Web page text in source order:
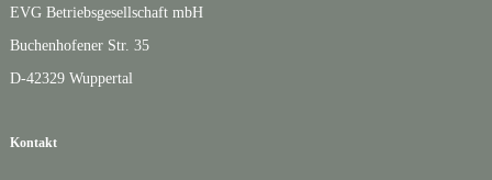
EVG Betriebsgesellschaft mbH
Buchenhofener Str. 35
D-42329 Wuppertal
Kontakt